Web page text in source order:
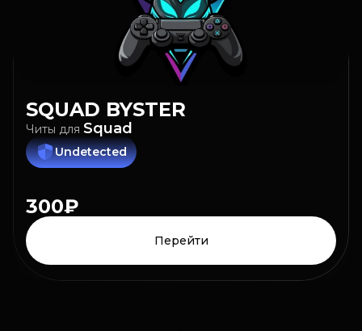
SQUAD BYSTER
Читы для Squad
Undetected
300₽
Перейти